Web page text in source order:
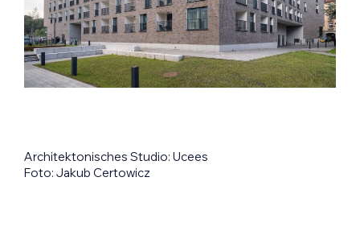
Architektonisches Studio: Ucees
Foto: Jakub Certowicz